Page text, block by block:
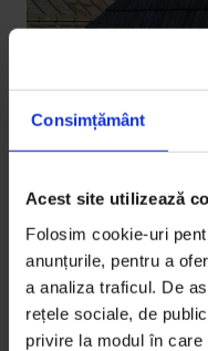
Consimțământ
Acest site utilizează
Folosim cookie-uri
anunțurile, pentru a
a analiza traficul. De
rețele sociale, de
privire la modul în
La noi
Tensiune și
Cum se schimbă